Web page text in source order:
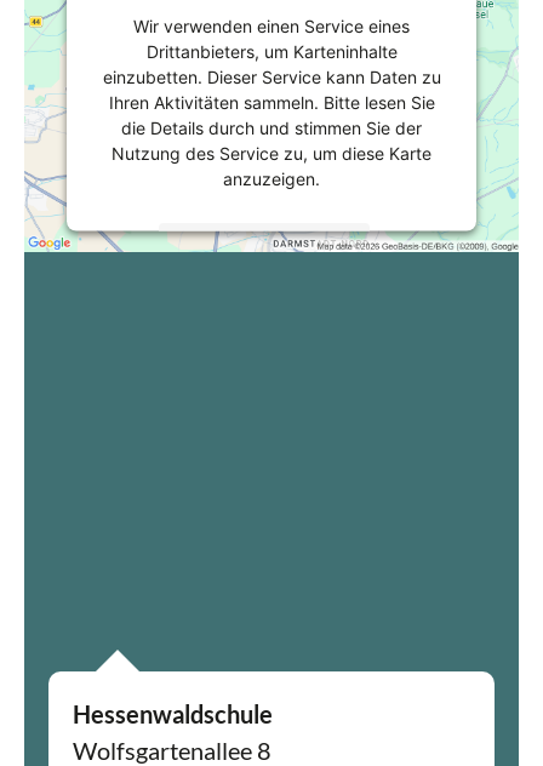
Wir verwenden einen Service eines
Drittanbieters, um Karteninhalte
einzubetten. Dieser Service kann Daten zu
Ihren Aktivitäten sammeln. Bitte lesen Sie
die Details durch und stimmen Sie der
Nutzung des Service zu, um diese Karte
anzuzeigen.
Mehr Informationen
Hessenwaldschule
Wolfsgartenallee 8